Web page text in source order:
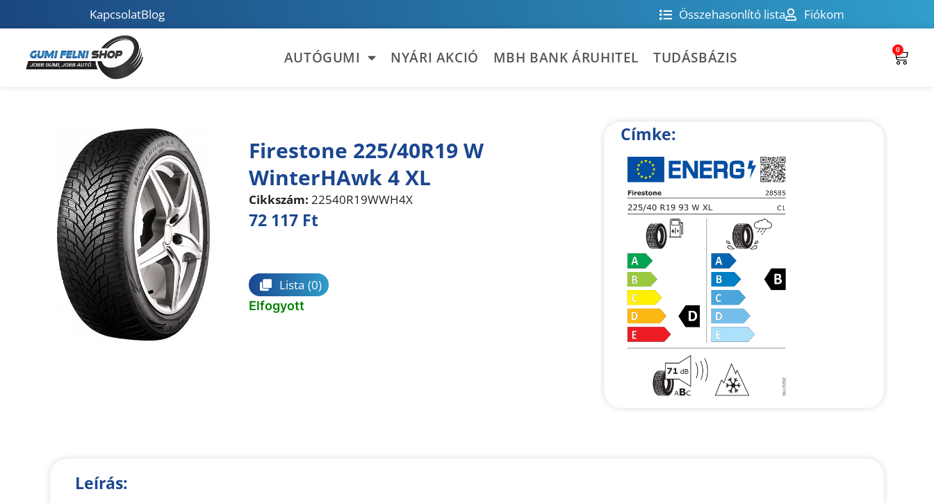
KapcsolatBlog Összehasonlító lista Fiókom
AUTÓGUMI NYÁRI AKCIÓ MBH BANK ÁRUHITEL TUDÁSBÁZIS 0
Firestone 225/40R19 W
WinterHAwk 4 XL
Cikkszám: 22540R19WWH4X
72 117 Ft
Lista (0)
Elfogyott
Címke:
Leírás: